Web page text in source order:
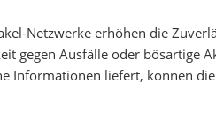
Netzwerke erhöhen die
gegen Ausfälle oder bösartige
Informationen liefert, können